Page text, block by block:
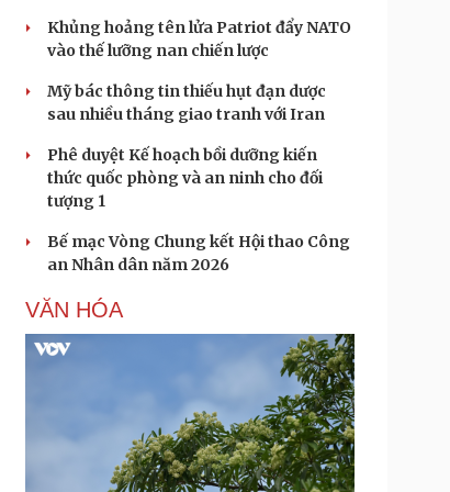
Khủng hoảng tên lửa Patriot đẩy NATO
vào thế lưỡng nan chiến lược
Mỹ bác thông tin thiếu hụt đạn dược
sau nhiều tháng giao tranh với Iran
Phê duyệt Kế hoạch bồi dưỡng kiến
thức quốc phòng và an ninh cho đối
tượng 1
Bế mạc Vòng Chung kết Hội thao Công
an Nhân dân năm 2026
VĂN HÓA